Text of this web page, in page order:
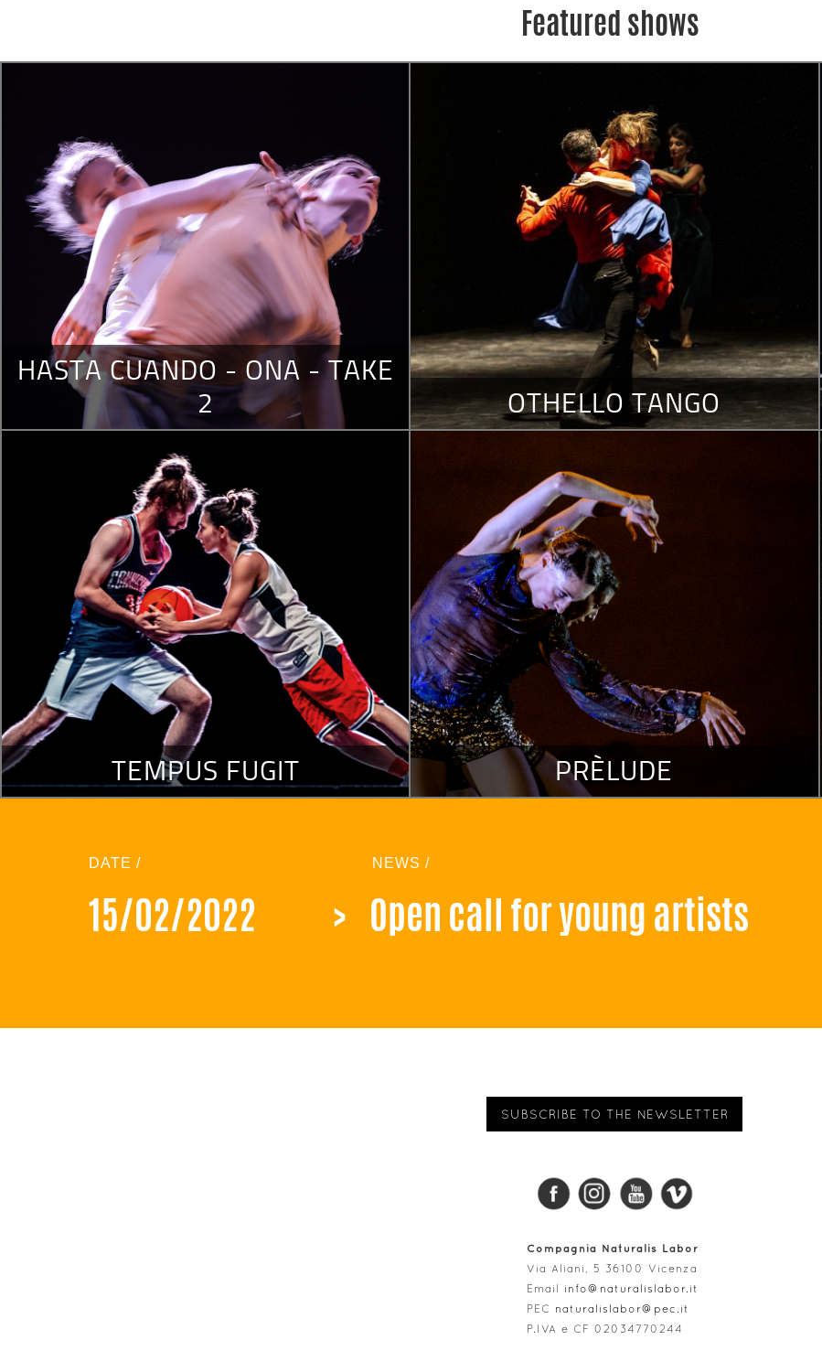
Featured shows
TEMPUS FUGIT PRÈLUDE
HASTA CUANDO - ONA - TAKE
2
OTHELLO TANGO
DATE / NEWS /
15/02/2022 > Open call for young artists
SUBSCRIBE TO THE NEWSLETTER
Compagnia Naturalis Labor
Via Aliani, 5 36100 Vicenza
Email info@naturalislabor.it
PEC naturalislabor@pec.it
P .IVA e CF 02034770244